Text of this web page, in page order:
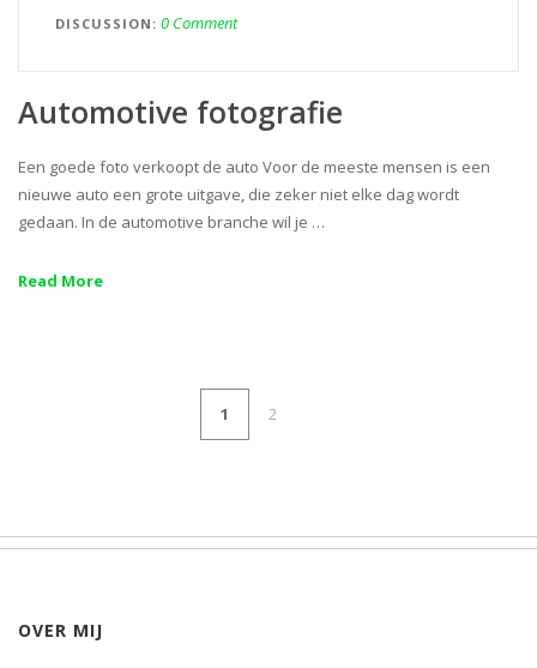
DISCUSSION 0 Comment
Automotive fotografie
Een goede foto verkoopt de auto Voor de meeste mensen is een
nieuwe auto een grote uitgave, die zeker niet elke dag wordt
gedaan. In de automotive branche wil je …
Read More
1 2
OVER MIJ